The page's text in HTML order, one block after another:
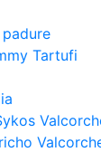
Tartufi